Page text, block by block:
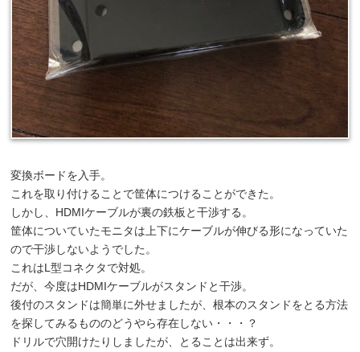
変換ボードを入手。
これを取り付けることで筐体につけることができた。
しかし、HDMIケーブルが裏の鉄板と干渉する。
筐体についていたモニタは上下にケーブルが伸びる形になっていた
ので干渉しないようでした。
これはL型コネクタで対処。
だが、今度はHDMIケーブルがスタンドと干渉。
後付のスタンドは簡単に外せましたが、根本のスタンドをとる方法
を探してみるもののどうやら存在しない・・・？
ドリルで穴開けたりしましたが、とることは出来ず。